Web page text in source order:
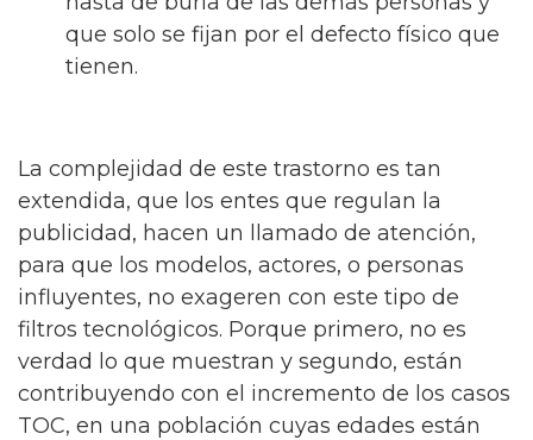
que solo se fijan por el defecto físico que
tienen.
La complejidad de este trastorno es tan
extendida, que los entes que regulan la
publicidad, hacen un llamado de atención,
para que los modelos, actores, o personas
influyentes, no exageren con este tipo de
filtros tecnológicos. Porque primero, no es
verdad lo que muestran y segundo, están
contribuyendo con el incremento de los casos
TOC, en una población cuyas edades están